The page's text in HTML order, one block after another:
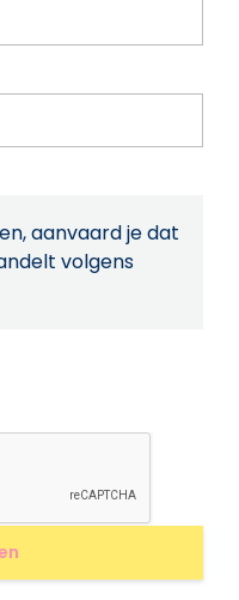
aanvaard je dat
volgens